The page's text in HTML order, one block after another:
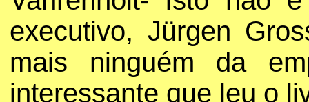
executivo, Jürgen
mais ninguém da
interessante que leu o